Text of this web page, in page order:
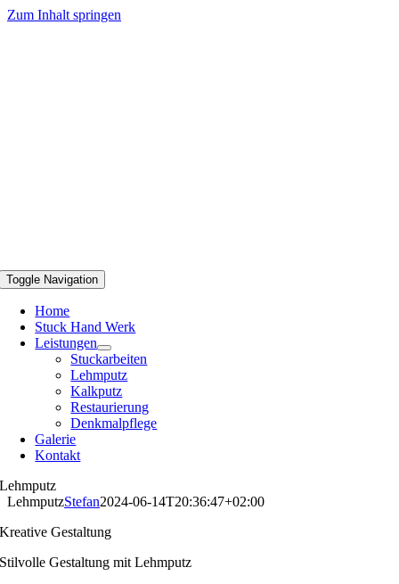
Zum Inhalt springen
Toggle Navigation
Home
Stuck Hand Werk
Leistungen
Stuckarbeiten
Lehmputz
Kalkputz
Restaurierung
Denkmalpflege
Galerie
Kontakt
Lehmputz
LehmputzStefan2024-06-14T20:36:47+02:00
Kreative Gestaltung
Stilvolle Gestaltung mit Lehmputz